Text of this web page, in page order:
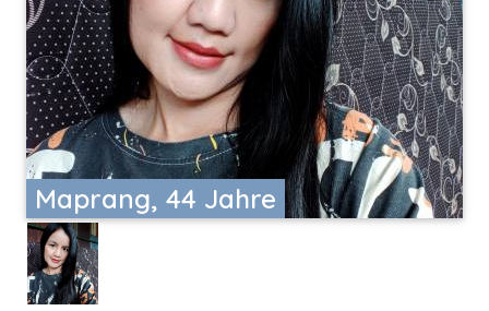
Maprang, 44 Jahre